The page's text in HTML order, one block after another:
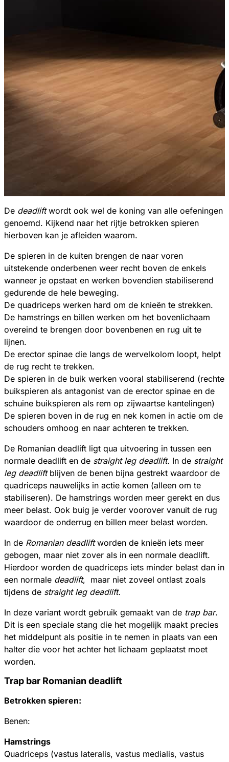
De deadliftwordt ook wel de koning van alle oefeningen
genoemd. Kijkend naar het rijtje betrokken spieren
hierboven kan je afleiden waarom.
De spieren in de kuiten brengen de naar voren
uitstekende onderbenen weer recht boven de enkels
wanneer je opstaat en werken bovendien stabiliserend
gedurende de hele beweging.
De quadriceps werken hard om de knieën te strekken.
De hamstrings en billen werken om het bovenlichaam
overeind te brengen door bovenbenen en rug uit te
lijnen.
De erector spinae die langs de wervelkolom loopt, helpt
de rug recht te trekken.
De spieren in de buik werken vooral stabiliserend (rechte
buikspieren als antagonist van de erector spinae en de
schuine buikspieren als rem op zijwaartse kantelingen)
De spieren boven in de rug en nek komen in actie om de
schouders omhoog en naar achteren te trekken.
De Romanian deadlift ligt qua uitvoering in tussen een
normale deadlift en de straight leg deadlift. In de straight
leg deadlift blijven de benen bijna gestrekt waardoor de
quadriceps nauwelijks in actie komen (alleen om te
stabiliseren). De hamstrings worden meer gerekt en dus
meer belast. Ook buig je verder voorover vanuit de rug
waardoor de onderrug en billen meer belast worden.
In de Romanian deadliftworden de knieën iets meer
gebogen, maar niet zover als in een normale deadlift.
Hierdoor worden de quadriceps iets minder belast dan in
een normale deadlift, maar niet zoveel ontlast zoals
tijdens de straight leg deadlift.
In deze variant wordt gebruik gemaakt van de trap bar.
Dit is een speciale stang die het mogelijk maakt precies
het middelpunt als positie in te nemen in plaats van een
halter die voor het achter het lichaam geplaatst moet
worden.
Trap bar Romanian deadlift
Betrokken spieren:
Benen:
Hamstrings
Quadriceps (vastus lateralis, vastus medialis, vastus